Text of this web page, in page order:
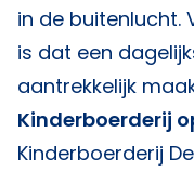
in de buitenlucht.
is dat een
aantrekkelijk
Kinderboerderij
Kinderboerderij